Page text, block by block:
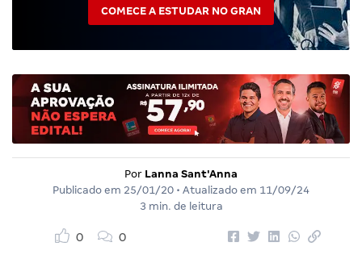
COMECE A ESTUDAR NO GRAN
Por Lanna Sant'Anna
Publicado em 25/01/20 • Atualizado em 11/09/24
3 min. de leitura
0 0